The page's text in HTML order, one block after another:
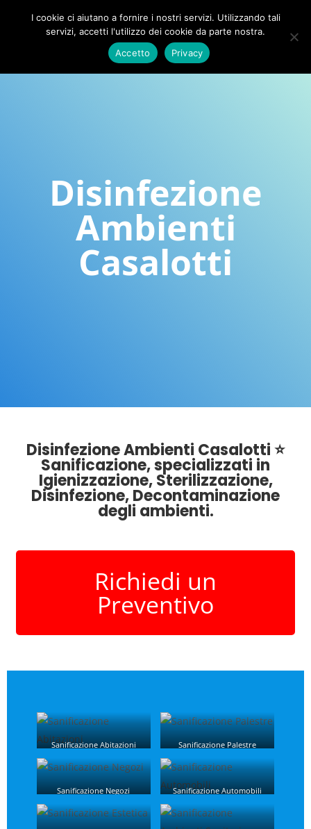
Disinfezione
Ambienti
Casalotti
Disinfezione Ambienti Casalotti ⭐
Sanificazione, specializzati in
Igienizzazione, Sterilizzazione,
Disinfezione, Decontaminazione
degli ambienti.
Richiedi un
Preventivo
Sanificazione Abitazioni Sanificazione Palestre
Sanificazione Negozi Sanificazione Automobili
I cookie ci aiutano a fornire i nostri servizi. Utilizzando tali
servizi, accetti l'utilizzo dei cookie da parte nostra.
Accetto
Privacy